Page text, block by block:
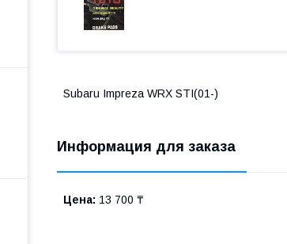
Subaru Impreza WRX STI(01-)
Информация для заказа
Цена: 13 700 ₸